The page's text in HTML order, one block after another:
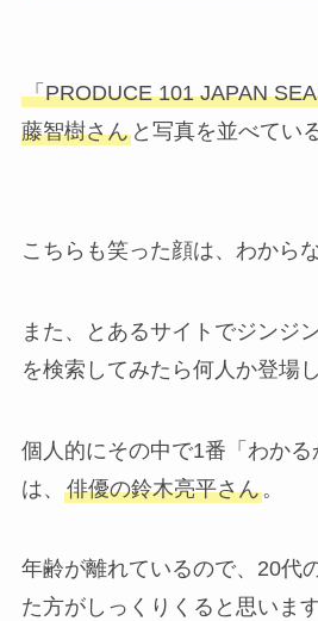
「PRODUCE 101 JAPAN
藤智樹さんと写真を並べてい
こちらも笑った顔は、わから
また、とあるサイトでジンジ
を検索してみたら何人か登場
個人的にその中で1番「わか
は、 俳優の鈴木亮平さん。
年齢が離れているので、20代
た方がしっくりくると思います